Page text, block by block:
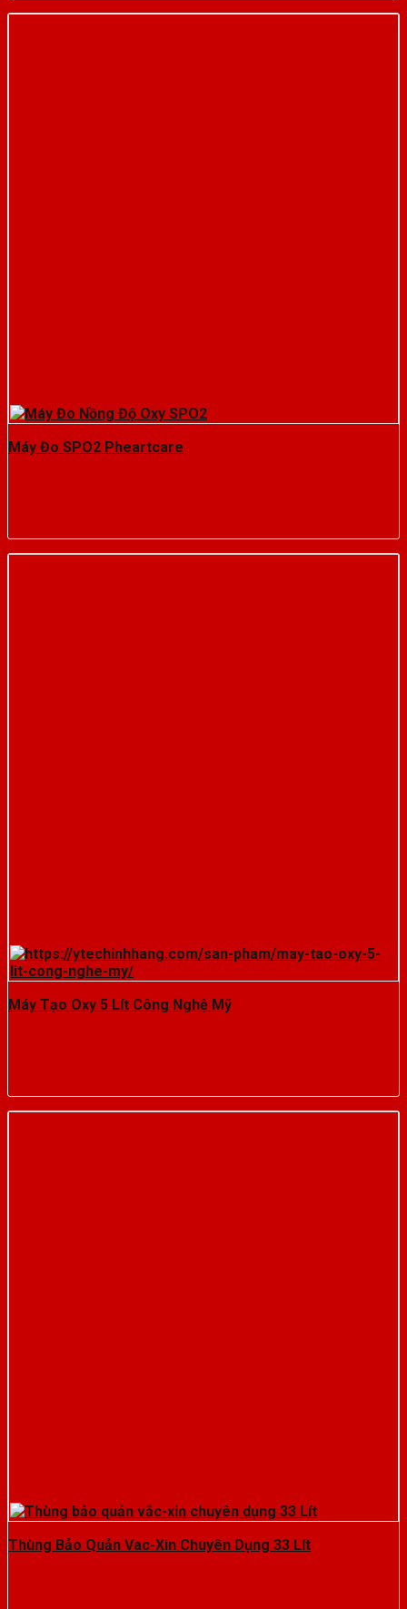
Máy Đo SPO2 Pheartcare
Máy Tạo Oxy 5 Lít Công Nghệ Mỹ
Thùng Bảo Quản Vac-Xin Chuyên Dụng 33 Lít